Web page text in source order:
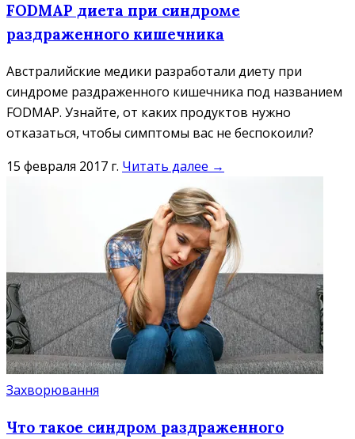
FODMAP диета при синдроме
раздраженного кишечника
Австралийские медики разработали диету при
синдроме раздраженного кишечника под названием
FODMAP. Узнайте, от каких продуктов нужно
отказаться, чтобы симптомы вас не беспокоили?
15 февраля 2017 г. Читать далее →
Захворювання
Что такое синдром раздраженного